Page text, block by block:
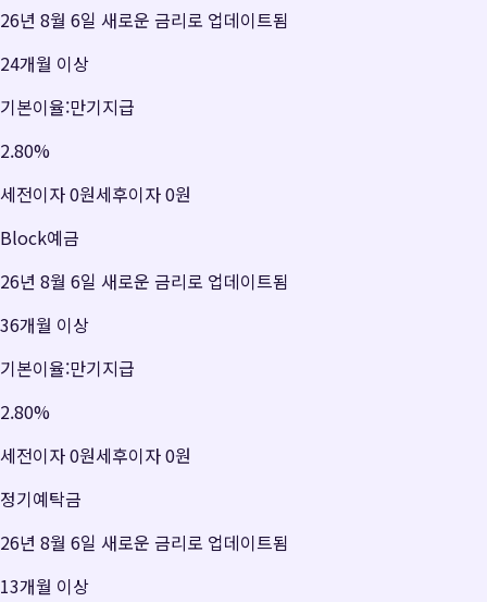
26년 8월 6일 새로운 금리로 업데이트됨
24개월 이상
기본이율:만기지급
2.80%
세전이자0원세후이자0원
Block예금
26년 8월 6일 새로운 금리로 업데이트됨
36개월 이상
기본이율:만기지급
2.80%
세전이자0원세후이자0원
정기예탁금
26년 8월 6일 새로운 금리로 업데이트됨
13개월 이상